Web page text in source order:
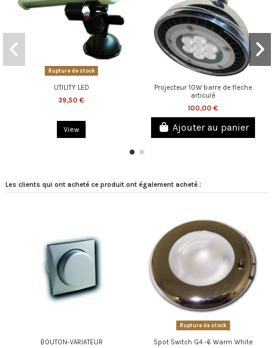
Rupture de stock
UTILITY LED
39,50 €
View
Projecteur 10W barre de fleche
articulé
100,00 €
Ajouter au panier
Les clients qui ont acheté ce produit ont également acheté :
BOUTON-VARIATEUR
Rupture de stock
Spot Switch G4 -6 Warm White